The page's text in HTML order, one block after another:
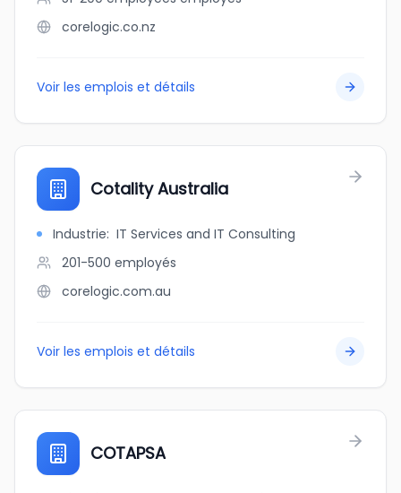
corelogic.co.nz
Voir les emplois et détails
Cotality Australia
Industrie: IT Services and IT Consulting
201-500 employés
corelogic.com.au
Voir les emplois et détails
COTAPSA